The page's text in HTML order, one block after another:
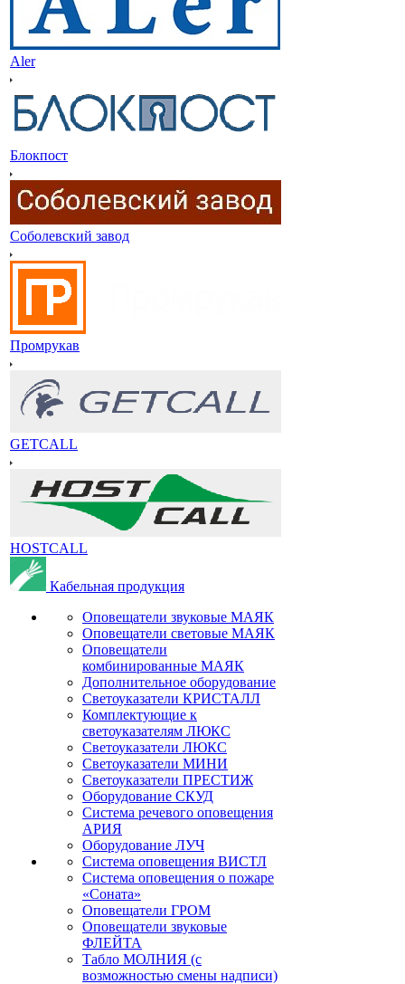
Aler
Блокпост
Соболевский завод
Промрукав
GETCALL
HOSTCALL
Кабельная продукция
Оповещатели звуковые МАЯК
Оповещатели световые МАЯК
Оповещатели
комбинированные МАЯК
Дополнительное оборудование
Светоуказатели КРИСТАЛЛ
Комплектующие к
светоуказателям ЛЮКС
Светоуказатели ЛЮКС
Светоуказатели МИНИ
Светоуказатели ПРЕСТИЖ
Оборудование СКУД
Система речевого оповещения
АРИЯ
Оборудование ЛУЧ
Система оповещения ВИСТЛ
Система оповещения о пожаре
«Соната»
Оповещатели ГРОМ
Оповещатели звуковые
ФЛЕЙТА
Табло МОЛНИЯ (с
возможностью смены надписи)